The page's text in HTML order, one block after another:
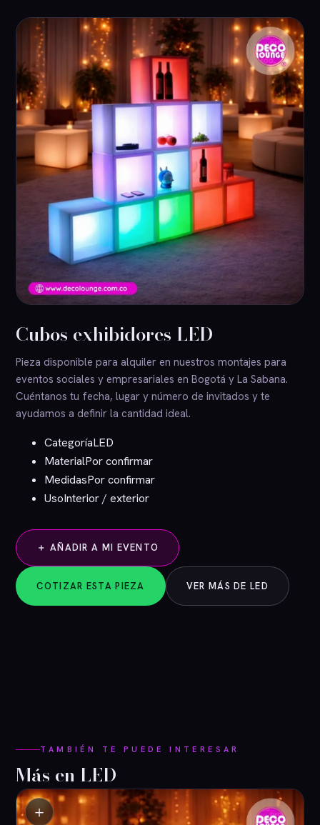
Cubos exhibidores LED
Pieza disponible para alquiler en nuestros montajes para
eventos sociales y empresariales en Bogotá y La Sabana.
Cuéntanos tu fecha, lugar y número de invitados y te
ayudamos a definir la cantidad ideal.
CategoríaLED
MaterialPor confirmar
MedidasPor confirmar
UsoInterior / exterior
＋ AÑADIR A MI EVENTO
COTIZAR ESTA PIEZA VER MÁS DE LED
TAMBIÉN TE PUEDE INTERESAR
Más en LED
＋